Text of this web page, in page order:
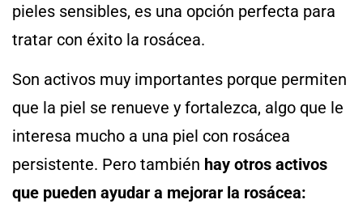
pieles sensibles, es una opción perfecta para
tratar con éxito la rosácea.
Son activos muy importantes porque permiten
que la piel se renueve y fortalezca, algo que le
interesa mucho a una piel con rosácea
persistente. Pero también hay otros activos
que pueden ayudar a mejorar la rosácea: